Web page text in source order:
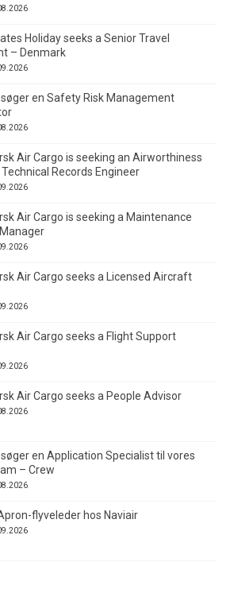
Holiday seeks a Senior Travel
– Denmark
søger en Safety Risk Management
Air Cargo is seeking an Airworthiness
Technical Records Engineer
Air Cargo is seeking a Maintenance
Air Cargo seeks a Licensed Aircraft
Air Cargo seeks a Flight Support
Air Cargo seeks a People Advisor
søger en Application Specialist til vores
– Crew
flyveleder hos Naviair